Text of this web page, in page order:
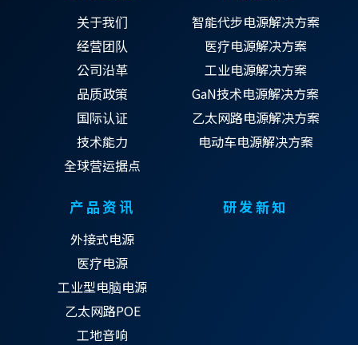
关于我们
经营团队
公司沿革
品质政策
国际认证
技术能力
全球营运据点
智能代步电源解决方案
医疗电源解决方案
工业电源解决方案
GaN技术电源解决方案
乙太网路电源解决方案
电动车电源解决方案
产品资讯
外接式电源
医疗电源
工业型电脑电源
乙太网路POE
工地音响
研发新知